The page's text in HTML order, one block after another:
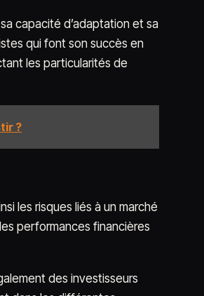
capacité d’adaptation et sa
qui font son succès en
les particularités de
?
les risques liés à un marché
performances financières
des investisseurs